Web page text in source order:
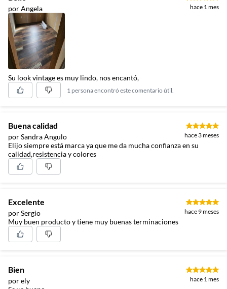
por Angela hace 1 mes
Su look vintage es muy lindo, nos encantó,
1 persona encontró este comentario útil.
Buena calidad
por Sandra Angulo hace 3 meses
Elijo siempre está marca ya que me da mucha confianza en su
calidad,resistencia y colores
Excelente
por Sergio hace 9 meses
Muy buen producto y tiene muy buenas terminaciones
Bien
por ely hace 1 mes